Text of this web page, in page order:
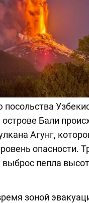
Бали
Агунг,
опасности.
пепла
зоной